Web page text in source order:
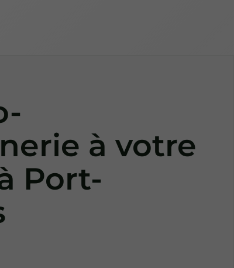
à votre
Port-